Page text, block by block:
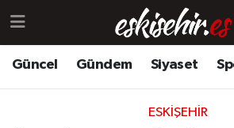
Güncel Gündem Siyaset
ESKIŞEHIR